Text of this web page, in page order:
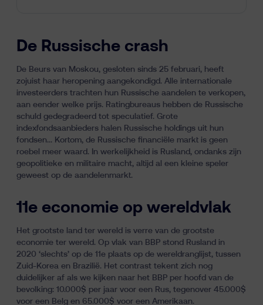
De Russische crash
De Beurs van Moskou, gesloten sinds 25 februari, heeft
zojuist haar heropening aangekondigd. Alle internationale
investeerders trachten hun Russische aandelen te verkopen,
aan eender welke prijs. Ratingbureaus hebben de Russische
schuld gedegradeerd tot speculatief. Grote
indexfondsaanbieders halen Russische holdings uit hun
fondsen... Kortom, de Russische financiële markt is geen
roebel meer waard. In werkelijkheid is Rusland, ondanks zijn
geopolitieke en militaire macht, altijd al een kleine speler
geweest op de aandelenmarkt.
11e economie op wereldvlak
Het grootste land ter wereld is verre van de grootste
economie ter wereld. Op vlak van BBP stond Rusland in
2020 ‘slechts’ op de 11e plaats op de wereldranglijst, tussen
Zuid-Korea en Brazilië. Het contrast tekent zich nog
duidelijker af als we kijken naar het BBP per hoofd van de
bevolking: 10.000$ per jaar voor een Rus, tegenover 45.000$
voor een Belg en 65.000$ voor een Amerikaan.